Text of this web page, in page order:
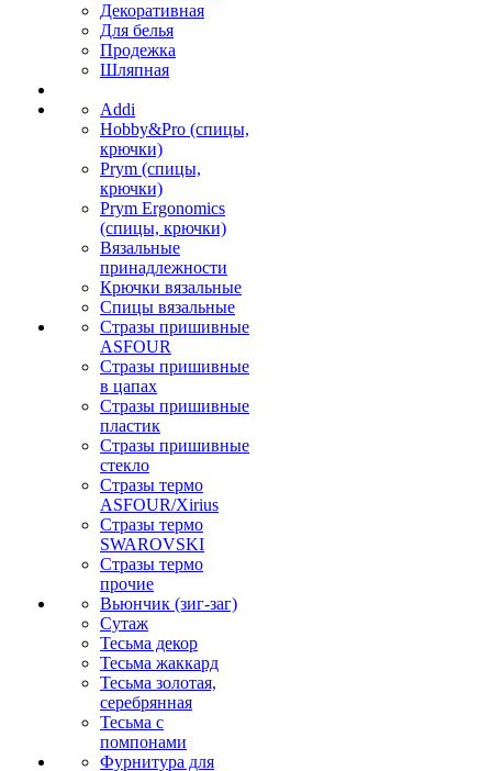
Декоративная
Для белья
Продежка
Шляпная
Addi
Hobby&Pro (спицы,
крючки)
Prym (спицы,
крючки)
Prym Ergonomics
(спицы, крючки)
Вязальные
принадлежности
Крючки вязальные
Спицы вязальные
Стразы пришивные
ASFOUR
Стразы пришивные
в цапах
Стразы пришивные
пластик
Стразы пришивные
стекло
Стразы термо
ASFOUR/Xirius
Стразы термо
SWAROVSKI
Стразы термо
прочие
Вьюнчик (зиг-заг)
Сутаж
Тесьма декор
Тесьма жаккард
Тесьма золотая,
серебрянная
Тесьма с
помпонами
Фурнитура для